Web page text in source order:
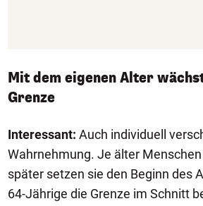
Mit dem eigenen Alter
Grenze
Interessant: Auch individuell
Wahrnehmung. Je älter
später setzen sie den Beginn des
64-Jährige die Grenze im Schnitt